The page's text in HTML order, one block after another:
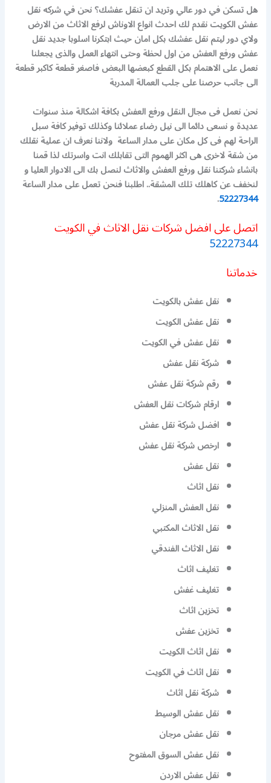
هل تسكن في دور عالي وتريد ان تنقل عفشك؟ نحن في شركه نقل
عفش الكويت نقدم لك احدث انواع الاوناش لرفع الاثاث من الارض
ولاي دور ليتم نقل عفشك بكل امان حيث ابتكرنا اسلوبا جديد نقل
عفش ورفع العفش من اول لحظة وحتى انتهاء العمل والذى يجعلنا
نعمل على الاهتمام بكل القطع كبعضها البعض فاصغر قطعة كاكبر قطعة
الى جانب حرصنا على جلب العمالة المدربة
نحن نعمل فى مجال النقل ورفع العفش بكافة اشكالة منذ سنوات
عديدة و نسعى دائما الى نيل رضاء عملائنا وكذلك توفير كافة سبل
الراحة لهم فى كل مكان على مدار الساعة ولاننا نعرف ان عملية نقلك
من شقة لاخرى هى اكثر الهموم التى تقابلك انت واسرتك لذا قمنا
بانشاء شركتنا نقل ورفع العفش والاثاث لنصل بك الى الادوار العليا و
لنخفف عن كاهلك تلك المشقة.. اطلبنا فنحن تعمل على مدار الساعة
52227344
.
اتصل على افضل شركات نقل الاثاث في الكويت
52227344
خدماتنا
نقل عفش بالكويت
نقل عفش الكويت
نقل عفش في الكويت
شركة نقل عفش
رقم شركة نقل عفش
ارقام شركات نقل العفش
افضل شركة نقل عفش
ارخص شركة نقل عفش
نقل عفش
نقل اثاث
نقل العفش المنزلي
نقل الاثاث المكتبي
نقل الاثاث الفندقي
تغليف اثاث
تغليف غفش
تخزين اثاث
تخزين عفش
نقل اثاث الكويت
نقل اثاث في الكويت
شركة نقل اثاث
نقل عفش الوسيط
نقل عفش مرجان
نقل عفش السوق المفتوح
نقل عفش الاردن